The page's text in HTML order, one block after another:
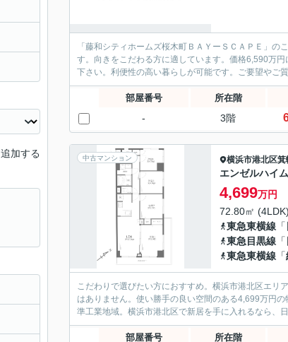
「藤和シティホームズ桜木町ＢＡＹーＳＣＡＰＥ」
す。向きをこだわる方に適しています。価格6,590万
下さい。利便性の高い暮らしが可能です。ご要望やご
部屋番号 所在階
- 3階
中古マンション 横浜市港北区箕
エンゼルハイ
4,699万円
72.80㎡
東急東横線 「
東急目黒線 「
東急東横線 「
こだわりで選びたい方におすすめ。横浜市港北区エリ
はありません。使い勝手の良い空間のある4,699万円
準工業地域。横浜市港北区で新居を手に入れるなら、
部屋番号 所在階
追加する